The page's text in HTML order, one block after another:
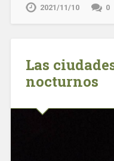
2021/11/10 0
Las
nocturnos